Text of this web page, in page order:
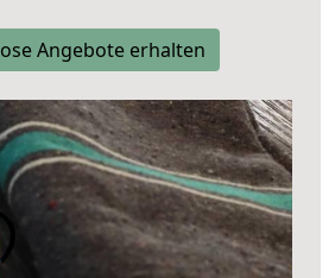
Angebote erhalten